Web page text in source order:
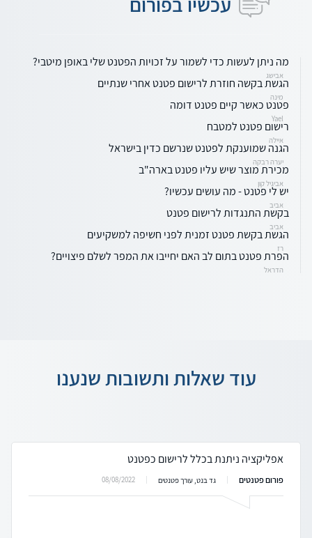
מה ניתן לעשות כדי לשמור על זכויות הפטנט שלי באופן מיטבי?
אבישג
הגשת בקשה חוזרת לרישום פטנט אחרי שנתיים
מינה
פטנט כאשר קיים פטנט דומה
Yael
רישום פטנט למטבח
איילה
הגנה שמוענקת לפטנט שנרשם כדין בישראל
יערה רבקה
מכירת מוצר שיש עליו פטנט בארה"ב
אביגיל קון
יש לי פטנט - מה עושים עכשיו?
אביב
בקשת התנגדות לרישום פטנט
אביב
הגשת בקשת פטנט זמנית לפני חשיפה למשקיעים
רז
הפרת פטנט בתום לב האם יחייבו את המפר לשלם פיצויים?
הדראל
עוד שאלות ותשובות שנענו
אפליקציה ניתנת בכלל לרישום כפטנט
פורום פטנטים גד בנט, עורך פטנטים 08/08/2022